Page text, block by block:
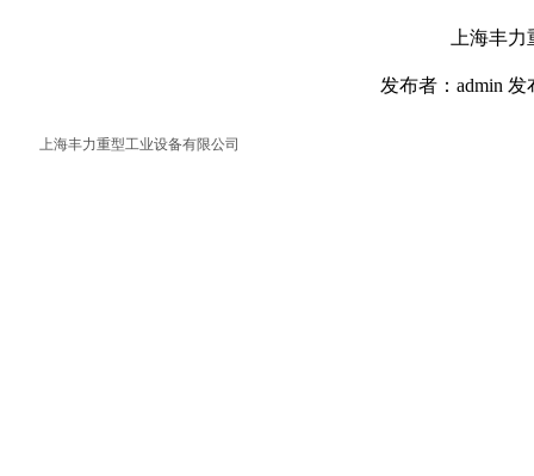
上海丰
发布者：admin 发
上海丰力重型工业设备有限公司